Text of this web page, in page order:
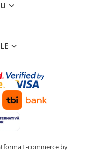
E-commerce by